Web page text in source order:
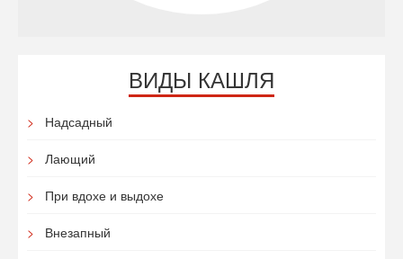
ВИДЫ КАШЛЯ
Надсадный
Лающий
При вдохе и выдохе
Внезапный